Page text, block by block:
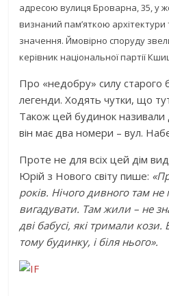
адресою вулиця Броварна, 35, у
визнаний пам’яткою архітектури
значення. Ймовірно споруду
керівник національної партії
Про «недобру» силу старого
легенди. Ходять чутки, що
Також цей будинок
він має два номери – вул.
Проте не для всіх цей дім
Юрій з Нового світу пише:
років. Нічого дивного там не
вигадувати. Там жили – не
дві бабусі, які тримали
тому будинку, і біля нього».